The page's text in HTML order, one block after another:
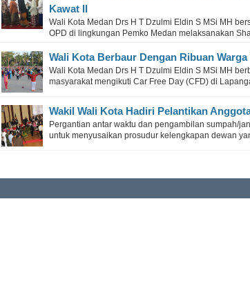
Kawat II
Wali Kota Medan Drs H T Dzulmi Eldin S MSi MH
OPD di lingkungan Pemko Medan melaksanakan
Wali Kota Berbaur Dengan Ribuan Warga
Wali Kota Medan Drs H T Dzulmi Eldin S MSi MH
masyarakat mengikuti Car Free Day (CFD) di
Wakil Wali Kota Hadiri Pelantikan
Pergantian antar waktu dan pengambilan sumpah/
untuk menyusaikan prosudur kelengkapan dewan